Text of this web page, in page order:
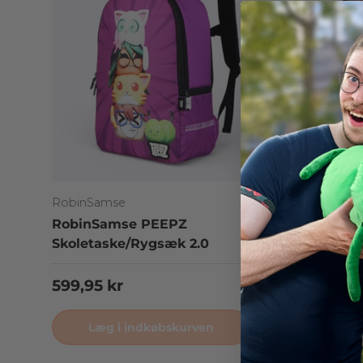
RobinSamse
RobinSamse PEEPZ
Skoletaske/Rygsæk 2.0
Normalpris
599,95 kr
Læg i indkøbskurven
Heads -